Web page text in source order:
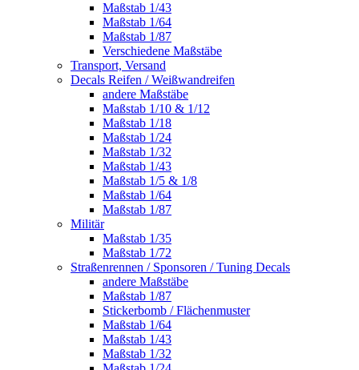
Maßstab 1/43
Maßstab 1/64
Maßstab 1/87
Verschiedene Maßstäbe
Transport, Versand
Decals Reifen / Weißwandreifen
andere Maßstäbe
Maßstab 1/10 & 1/12
Maßstab 1/18
Maßstab 1/24
Maßstab 1/32
Maßstab 1/43
Maßstab 1/5 & 1/8
Maßstab 1/64
Maßstab 1/87
Militär
Maßstab 1/35
Maßstab 1/72
Straßenrennen / Sponsoren / Tuning Decals
andere Maßstäbe
Maßstab 1/87
Stickerbomb / Flächenmuster
Maßstab 1/64
Maßstab 1/43
Maßstab 1/32